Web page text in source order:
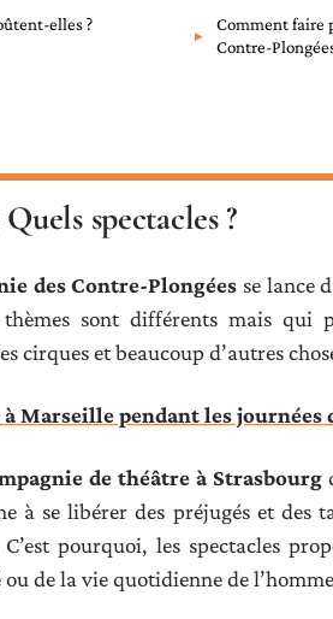
elles ?
Comment faire
Contre-
spectacles ?
des Contre-Plongées se lance
sont différents mais qui
cirques et beaucoup d’autres
Marseille pendant les
de théâtre à Strasbourg
à se libérer des préjugés et des
pourquoi, les spectacles
de la vie quotidienne de